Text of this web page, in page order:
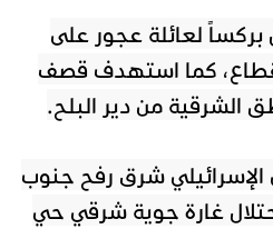
بركساً لعائلة عجور على
كما استهدف قصف
الشرقية من دير البلح.
شرق رفح جنوب
غارة جوية شرقي حي